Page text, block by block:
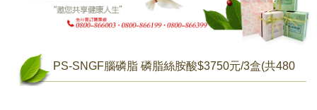
PS-SNGF腦磷脂 磷脂絲胺酸$3750元/3盒(共480